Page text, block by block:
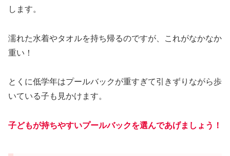
します。
濡れた水着やタオルを持ち帰るのですが、これがなかなか
重い！
とくに低学年はプールバックが重すぎて引きずりながら歩
いている子も見かけます。
子どもが持ちやすいプールバックを選んであげましょう！